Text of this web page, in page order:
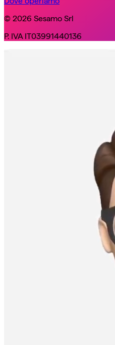
© 2026 Sesamo Srl
P. IVA IT03991440136